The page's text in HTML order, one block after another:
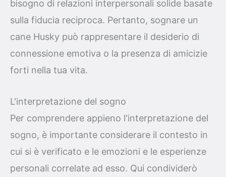
bisogno di relazioni interpersonali solide basate
sulla fiducia reciproca. Pertanto, sognare un
cane Husky può rappresentare il desiderio di
connessione emotiva o la presenza di amicizie
forti nella tua vita.
L'interpretazione del sogno
Per comprendere appieno l'interpretazione del
sogno, è importante considerare il contesto in
cui si è verificato e le emozioni e le esperienze
personali correlate ad esso. Qui condividerò